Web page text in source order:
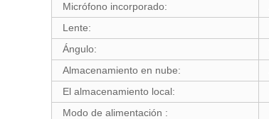
Micrófono incorporado:
Lente:
Ángulo:
Almacenamiento en nube:
El almacenamiento local:
Modo de alimentación :